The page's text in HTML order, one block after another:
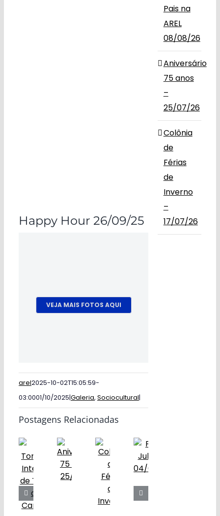
Happy Hour 26/09/25
VEJA MAIS FOTOS AQUI
arel2025-10-02T15:05:59-
03:0001/10/2025|Galeria, Sociocultural|
Postagens Relacionadas
Pais na
AREL
08/08/26
Aniversário
75 anos
–
25/07/26
Colônia
de
Férias
de
Inverno
–
17/07/26